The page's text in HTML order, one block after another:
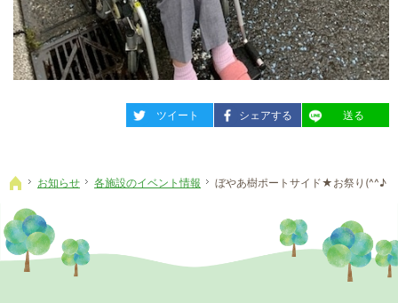
entry540ツイート entry540
シェアする entry540
送る
ホーム
お知らせ 各施設のイベント情報 ぼやあ樹ポートサイド★お祭り(^^♪